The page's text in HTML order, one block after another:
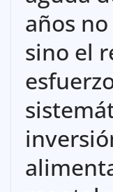
años
sino el